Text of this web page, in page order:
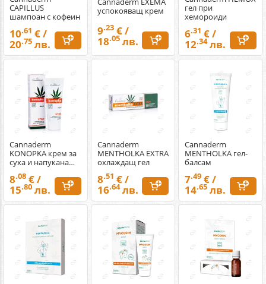
CAPILLUS
шампоан с кофеин
10.61 € /
20.75 лв.
успокояващ крем
9.23€ /
18.05лв.
гел при
хемороиди
6.31 € /
12.34лв.
Cannaderm
KONOPKA крем за
суха и напукана
кожа
8.08 € /
15.80 лв.
Cannaderm
MENTHOLKA EXTRA
охлаждащ гел
8.51 € /
16.64лв.
Cannaderm
MENTHOLKA гел-
балсам
7.49 € /
14.65 лв.